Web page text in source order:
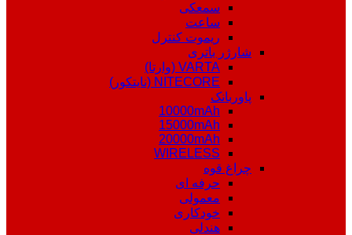
سمعکی
ساعت
ریموت کنترل
شارژر باتری
VARTA (وارتا)
NITECORE (نایتکور)
پاوربانک
10000mAh
15000mAh
20000mAh
WIRELESS
چراغ قوه
حرفه ای
معمولی
خودکاری
هندلی